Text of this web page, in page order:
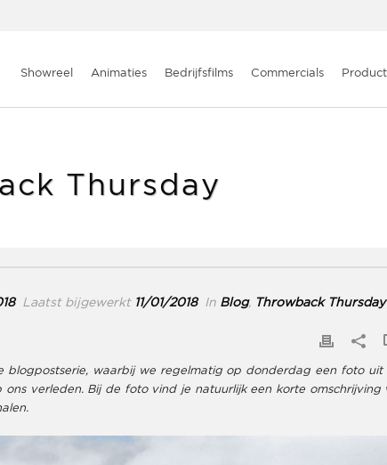
Showreel Animaties Bedrijfsfilms Commercials
Thursday
Laatst bijgewerkt 11/01/2018 In Blog, Throwback Thursday
blogpostserie, waarbij we regelmatig op donderdag een foto uit
verleden. Bij de foto vind je natuurlijk een korte omschrijving